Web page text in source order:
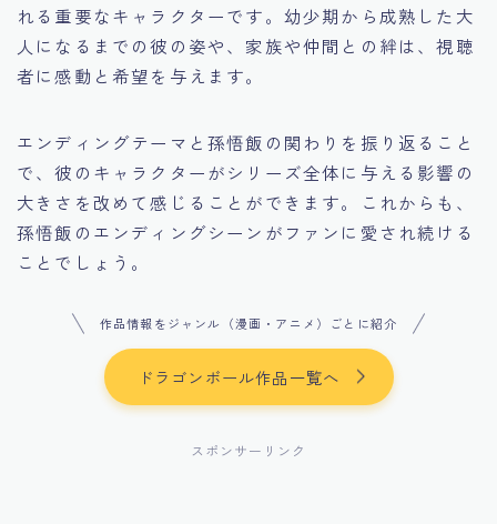
れる重要なキャラクターです。幼少期から成熟した大
人になるまでの彼の姿や、家族や仲間との絆は、視聴
者に感動と希望を与えます。
エンディングテーマと孫悟飯の関わりを振り返ること
で、彼のキャラクターがシリーズ全体に与える影響の
大きさを改めて感じることができます。これからも、
孫悟飯のエンディングシーンがファンに愛され続ける
ことでしょう。
作品情報をジャンル（漫画・アニメ）ごとに紹介
ドラゴンボール作品一覧へ
スポンサーリンク